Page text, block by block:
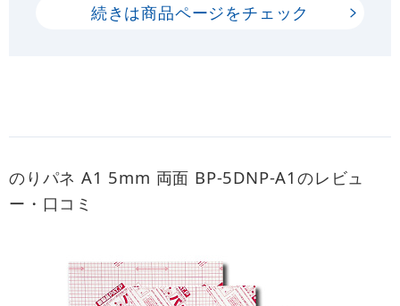
続きは商品ページをチェック
のりパネ A1 5mm 両面 BP-5DNP-A1のレビュ
ー・口コミ